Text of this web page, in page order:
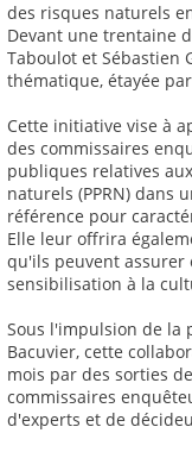
des risques naturels
Devant une trentaine
Taboulot et Sébastien
thématique, étayée
Cette initiative vise à
des commissaires
publiques relatives
naturels (PPRN) dans
référence pour
Elle leur offrira
qu'ils peuvent
sensibilisation à la
Sous l'impulsion de la
Bacuvier, cette
mois par des sorties
commissaires
d'experts et de